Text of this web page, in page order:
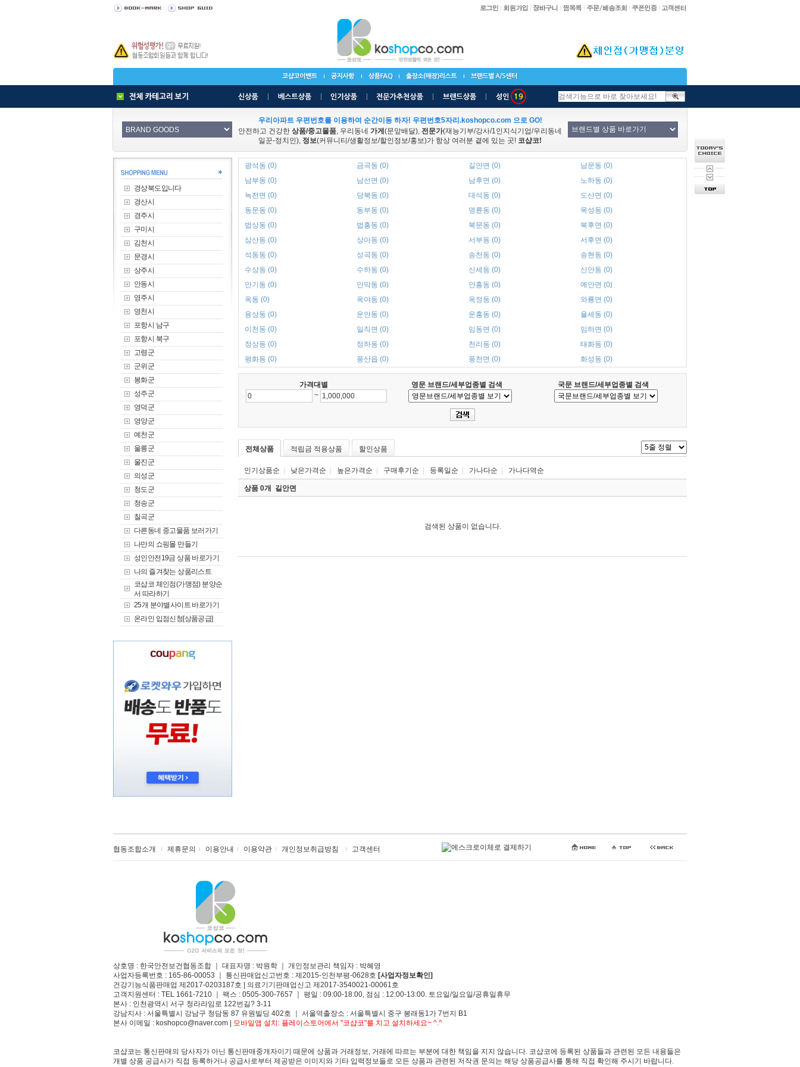
우리아파트 우편번호를 이용하여 순간이동 하자! 우편번호5자리.koshopco.com 으로 GO!
안전하고 건강한 상품/중고물품, 우리동네 가게 (문앞배달), 전문가(재능기부/강사/1인지식기업/우리동네
일꾼-정치인), 정보(커뮤니티/생활정보/할인정보/홍보)가 항상 여러분 곁에 있는 곳! 코샵코!
경상북도입니다
경산시
경주시
구미시
김천시
문경시
상주시
안동시
영주시
영천시
포항시 남구
포항시 북구
고령군
군위군
봉화군
성주군
영덕군
영양군
예천군
울릉군
울진군
의성군
청도군
청송군
칠곡군
다른동네 중고물품 보러가기
나만의 쇼핑몰 만들기
성인안전19금 상품 바로가기
나의 즐겨찾는 상품리스트
코샵코 체인점(가맹점) 분양순
서 따라하기
25개 분야별사이트 바로가기
온라인 입점신청[상품공급]
광석동 (0) 금곡동 (0) 길안면 (0)
남문동 (0)
남부동 (0)
남선면 (0) 남후면 (0)
노하동 (0)
녹전면 (0)
당북동 (0) 대석동 (0)
도산면 (0)
동문동 (0)
동부동 (0) 명륜동 (0)
목성동 (0)
법상동 (0)
법흥동 (0) 북문동 (0)
북후면 (0)
삼산동 (0)
상아동 (0) 서부동 (0)
서후면 (0)
석동동 (0)
성곡동 (0) 송천동 (0)
송현동 (0)
수상동 (0)
수하동 (0) 신세동 (0)
신안동 (0)
안기동 (0)
안막동 (0) 안흥동 (0)
예안면 (0)
옥동 (0)
옥야동 (0) 옥정동 (0)
와룡면 (0)
용상동 (0)
운안동 (0) 운흥동 (0)
율세동 (0)
이천동 (0)
일직면 (0) 임동면 (0)
임하면 (0)
정상동 (0)
정하동 (0) 천리동 (0)
태화동 (0)
평화동 (0)
풍산읍 (0) 풍천면 (0) 화성동 (0)
가격대별 영문 브랜드/세부업종별 검색
국문 브랜드/세부업종별 검색
~
전체상품 적립금 적용상품 할인상품
인기상품순 낮은가격순 높은가격순 구매후기순 등록일순 가나다순 가나다역순
상품 0개 길안면
검색된 상품이 없습니다.
협동조합소개 제휴문의 이용안내 이용약관 개인정보취급방침 고객센터
상호명 : 한국안전보건협동조합 ｜ 대표자명 : 박원학 ｜ 개인정보관리 책임자 : 박혜영
사업자등록번호 : 165-86-00053 ｜ 통신판매업신고번호 : 제2015-인천부평-0628호 [사업자정보확인]
건강기능식품판매업 제2017-0203187호 | 의료기기판매업신고 제2017-3540021-00061호
고객지원센터 : TEL 1661-7210 ｜ 팩스 : 0505-300-7657 ｜ 평일 : 09:00-18:00, 점심 : 12:00-13:00. 토요일/일요일/공휴일휴무
본사 : 인천광역시 서구 청라라임로 122번길? 3-11
강남지사 : 서울특별시 강남구 청담동 87 유원빌딩 402호 ｜ 서울역출장소 : 서울특별시 중구 봉래동1가 7번지 B1
본사 이메일 : koshopco@naver.com | 모바일앱 설치: 플레이스토어에서 "코샵코"를 치고 설치하세요~ ^.^
코샵코는 통신판매의 당사자가 아닌 통신판매중개자이기 때문에 상품과 거래정보, 거래에 따르는 부분에 대한 책임을 지지 않습니다. 코샵코에 등록된 상품들과 관련된 모든 내용들은
개별 상품 공급사가 직접 등록하거나 공급사로부터 제공받은 이미지와 기타 입력정보들로 모든 상품과 관련된 저작권 문의는 해당 상품공급사를 통해 직접 확인해 주시기 바랍니다.​